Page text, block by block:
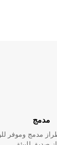
مدمج
مدمج وموفر